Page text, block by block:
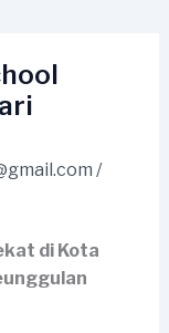
/
di Kota